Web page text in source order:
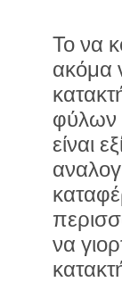
Το να
ακόμα
φύλων
είναι
να